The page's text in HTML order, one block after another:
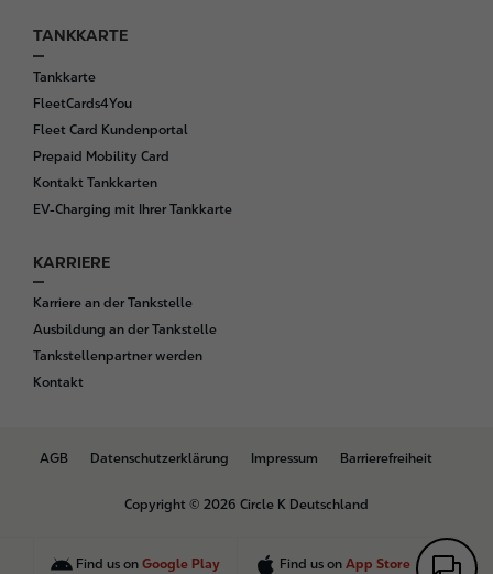
TANKKARTE
Tankkarte
FleetCards4You
Fleet Card Kundenportal
Prepaid Mobility Card
Kontakt Tankkarten
EV-Charging mit Ihrer Tankkarte
KARRIERE
Karriere an der Tankstelle
Ausbildung an der Tankstelle
Tankstellenpartner werden
Kontakt
B
AGB Datenschutzerklärung Impressum Barrierefreiheit
Copyright © 2026 Circle K Deutschland
Find us on Google Play Find us on App Store